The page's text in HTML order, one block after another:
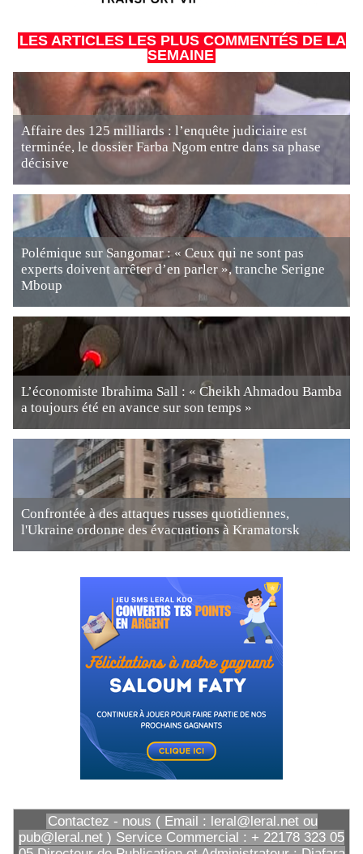
LES ARTICLES LES PLUS COMMENTÉS DE LA
SEMAINE
Affaire des 125 milliards : l’enquête judiciaire est
terminée, le dossier Farba Ngom entre dans sa phase
décisive
Polémique sur Sangomar : « Ceux qui ne sont pas
experts doivent arrêter d’en parler », tranche Serigne
Mboup
L’économiste Ibrahima Sall : « Cheikh Ahmadou Bamba
a toujours été en avance sur son temps »
Confrontée à des attaques russes quotidiennes,
l'Ukraine ordonne des évacuations à Kramatorsk
Contactez - nous ( Email : leral@leral.net ou
pub@leral.net ) Service Commercial : + 22178 323 05